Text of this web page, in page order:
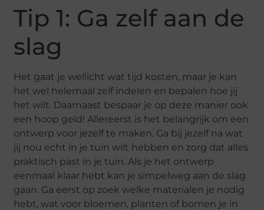
Tip 1: Ga zelf aan de
slag
Het gaat je wellicht wat tijd kosten, maar je kan
het wel helemaal zelf indelen en bepalen hoe jij
het wilt. Daarnaast bespaar je op deze manier ook
een hoop geld! Allereerst is het belangrijk om een
ontwerp voor jezelf te maken. Ga bij jezelf na wat
jij nou echt in je tuin wilt hebben en zorg dat alles
praktisch past in je tuin. Als je het ontwerp
eenmaal klaar hebt kan je simpelweg aan de slag
gaan. Ga eerst op zoek welke materialen je nodig
hebt, wat voor bloemen, planten of bomen je in